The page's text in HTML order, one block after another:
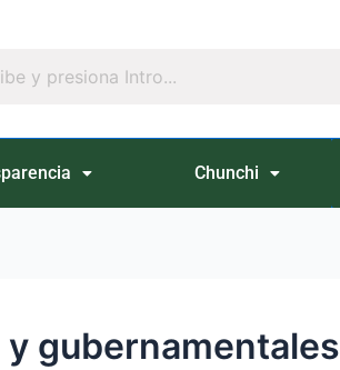
Chunchi
gubernamentales